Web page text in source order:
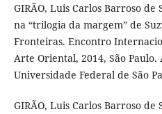
GIRÃO, Luis Carlos Barroso
na “trilogia da margem” de
Fronteiras. Encontro
Arte Oriental, 2014, São Paulo.
Universidade Federal de São
GIRÃO, Luis Carlos Barroso de